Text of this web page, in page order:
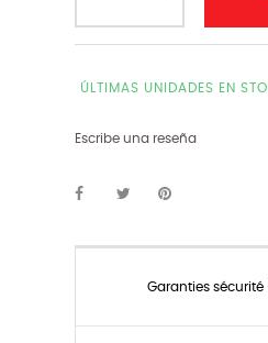
ÚLTIMAS UNIDADES EN
Escribe una reseña
Garanties